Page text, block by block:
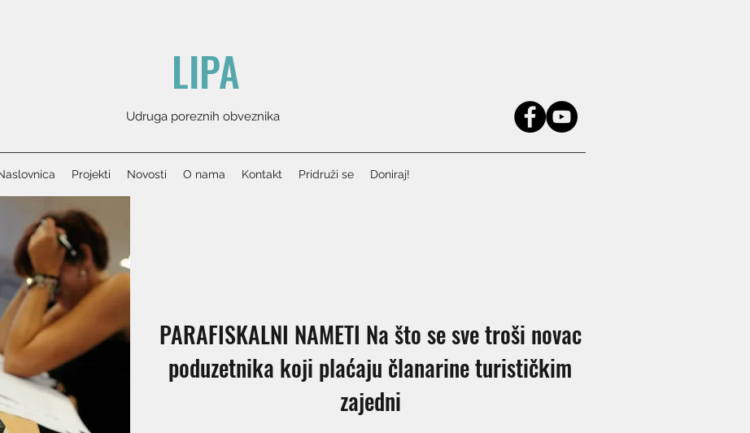
LIPA
Udruga poreznih obveznika
Projekti Novosti O nama Kontakt Pridruži se Doniraj!
PARAFISKALNI NAMETI Na što se sve troši novac
poduzetnika koji plaćaju članarine turističkim
zajedni